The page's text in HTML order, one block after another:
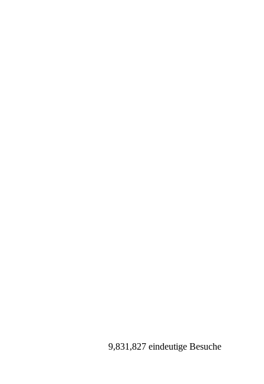
9,831,827 eindeutige Besuche